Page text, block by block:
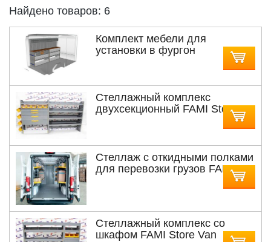
Найдено товаров: 6
Комплект мебели для
установки в фургон
Стеллажный комплекс
двухсекционный FAMI Store
Cтеллаж с откидными полками
для перевозки грузов FAMI
Стеллажный комплекс со
шкафом FAMI Store Van